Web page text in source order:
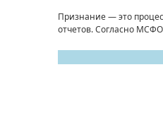
Признание — это
отчетов. Согласно